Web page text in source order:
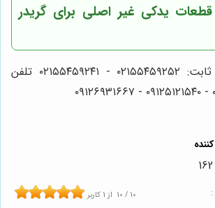
قطعات یدکی غیر اصلی برای گریدر
ارتباط با ما تلفن ثابت: ۰۲۱۵۵۴۵۹۲۵۲ - ۰۲۱۵۵۴۵۹۲۴۱ تلفن
:
10 / 10 از 1 کاربر